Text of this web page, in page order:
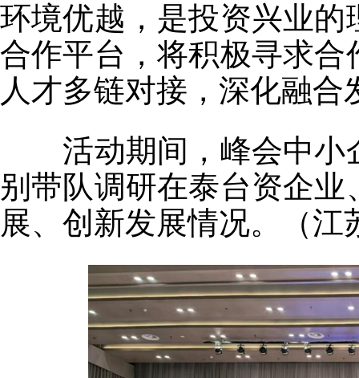
环境优越，是投资兴业
合作平台，将积极寻求
人才多链对接，深化融
活动期间，峰会中小
别带队调研在泰台资企
展、创新发展情况。（江